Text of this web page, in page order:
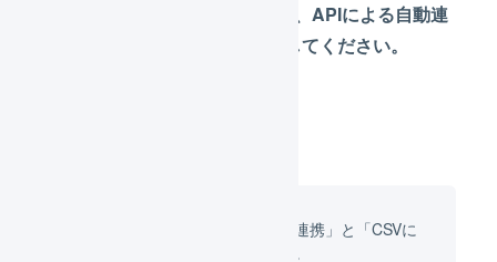
「在庫連携の設定」は、APIによる自動連
携の設定完了後に実施してください。
連携の方法は「APIによる自動連携」と「CSVに